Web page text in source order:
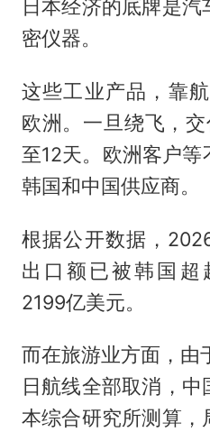
日本经济的底牌是
密仪器。
这些工业产品，靠
欧洲。一旦绕飞，
至12天。欧洲客户
韩国和中国供应商。
根据公开数据，
出口额已被韩国超
2199亿美元。
而在旅游业方面，由
日航线全部取消，中
本综合研究所测算，